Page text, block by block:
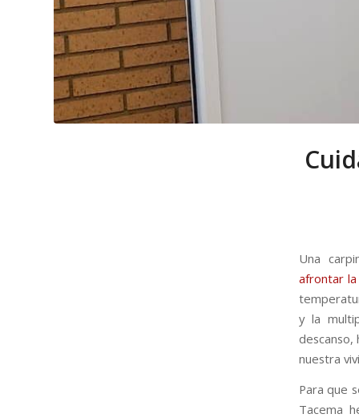
Una
afrontar
y la
nuestra
Para que
Tacema